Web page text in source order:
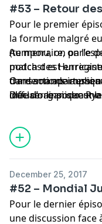
#53 – Retour
Pour le premier
la formule malgré
(temporaire, on
podcast est
dans son
diffuser le podcast
Au menu, on parle
match des
transactions
Duclair ainsi que
On demande aussi
idée d’organiser
December 25, 2017
#52 – Mondial
Pour le dernier
une discussion face